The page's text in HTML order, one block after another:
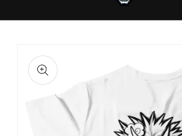
a la
información
del producto